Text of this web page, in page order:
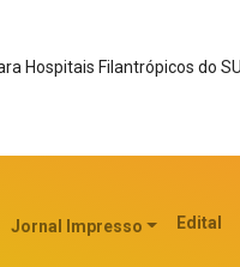
Hospitais Filantrópicos do
Jornal Impresso Edital